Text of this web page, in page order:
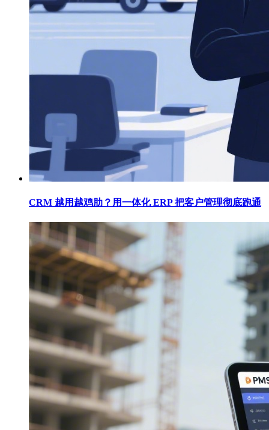
CRM 越用越鸡肋？用一体化 ERP 把客户管理彻底跑通